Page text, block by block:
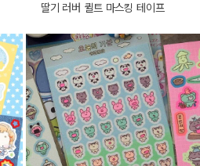
딸기 러버 퀼트 마스킹 테이프